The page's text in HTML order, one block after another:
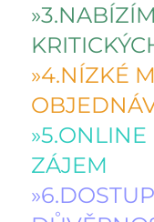
»4.NÍZKÉ
»5.ONLINE
ZÁJEM